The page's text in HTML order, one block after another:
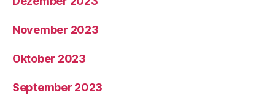
November 2023
Oktober 2023
September 2023